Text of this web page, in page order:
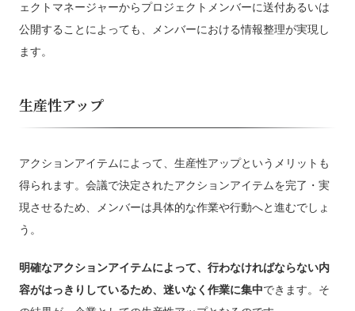
ェクトマネージャーからプロジェクトメンバーに送付あるいは
公開することによっても、メンバーにおける情報整理が実現し
ます。
生産性アップ
アクションアイテムによって、生産性アップというメリットも
得られます。会議で決定されたアクションアイテムを完了・実
現させるため、メンバーは具体的な作業や行動へと進むでしょ
う。
明確なアクションアイテムによって、行わなければならない内
容がはっきりしているため、迷いなく作業に集中できます。そ